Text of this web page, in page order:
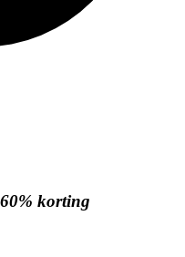
60% korting